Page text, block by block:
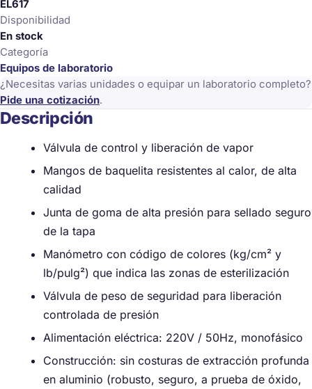
cantidad
EL617
Disponibilidad
En stock
Categoría
Equipos de laboratorio
¿Necesitas varias unidades o equipar un laboratorio completo?
Pide una cotización.
Descripción
Válvula de control y liberación de vapor
Mangos de baquelita resistentes al calor, de alta
calidad
Junta de goma de alta presión para sellado seguro
de la tapa
Manómetro con código de colores (kg/cm² y
lb/pulg²) que indica las zonas de esterilización
Válvula de peso de seguridad para liberación
controlada de presión
Alimentación eléctrica: 220V / 50Hz, monofásico
Construcción: sin costuras de extracción profunda
en aluminio (robusto, seguro, a prueba de óxido,